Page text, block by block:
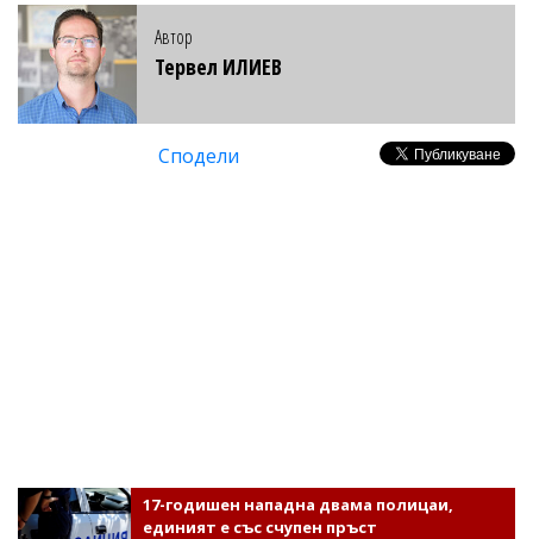
Автор
Тервел ИЛИЕВ
Сподели
17-годишен нападна двама полицаи,
единият е със счупен пръст